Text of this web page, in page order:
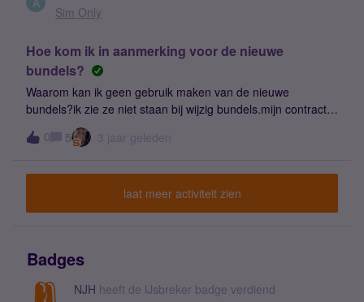
Sim Only
Hoe kom ik in aanmerking voor de nieuwe
bundels?
Waarom kan ik geen gebruik maken van de nieuwe
bundels?ik zie ze niet staan bij wijzig bundels.mijn contract is
al lang afgelopen. Admin: Titel aangepast vanwege
vindbaarheid.
0 5 3 jaar geleden
laat meer activiteit zien
Badges
NJH heeft de IJsbreker badge verdiend